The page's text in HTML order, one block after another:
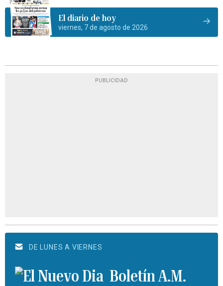
El diario de hoy
viernes, 7 de agosto de 2026
PUBLICIDAD
DE LUNES A VIERNES
Boletín A.M.